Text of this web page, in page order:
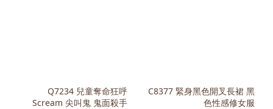
Q7234 兒童奪命狂呼
Scream 尖叫鬼 鬼面殺手
C8377 緊身黑色開叉長裙 黑
色性感修女服